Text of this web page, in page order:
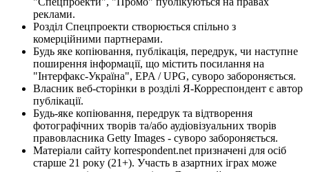
реклами.
Розділ Спецпроекти створюється спільно з
комерційними партнерами.
Будь яке копіювання, публікація, передрук, чи наступне
поширення інформації, що містить посилання на
"Інтерфакс-Україна", EPA / UPG, суворо забороняється.
Власник веб-сторінки в розділі Я-Корреспондент є автор
публікації.
Будь-яке копіювання, передрук та відтворення
фотографічних творів та/або аудіовізуальних творів
правовласника Getty Images - суворо забороняється.
Матеріали сайту korrespondent.net призначені для осіб
старше 21 року (21+). Участь в азартних іграх може